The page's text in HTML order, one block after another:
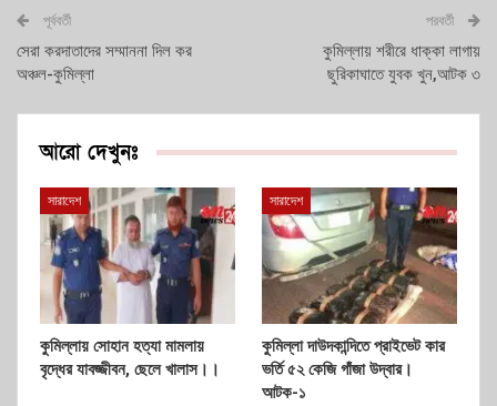
পূর্ববর্তী
সেরা করদাতাদের সম্মাননা দিল কর
অঞ্চল-কুমিল্লা
পরবর্তী
কুমিল্লায় শরীরে ধাক্কা লাগায়
ছুরিকাঘাতে যুবক খুন,আটক ৩
আরো দেখুনঃ
সারাদেশ
কুমিল্লায় সোহান হত্যা মামলায়
বৃদ্ধের যাবজ্জীবন, ছেলে খালাস।।
সারাদেশ
কুমিল্লা দাউদকান্দিতে প্রাইভেট কার
ভর্তি ৫২ কেজি গাঁজা উদ্বার।
আটক-১